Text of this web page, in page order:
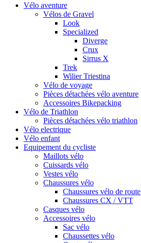
Vélo aventure
Vélos de Gravel
Look
Specialized
Diverge
Crux
Sirrus X
Trek
Wilier Triestina
Vélo de voyage
Pièces détachées vélo aventure
Accessoires Bikepacking
Vélo de Triathlon
Pièces détachées vélo triathlon
Vélo electrique
Vélo enfant
Equipement du cycliste
Maillots vélo
Cuissards vélo
Vestes vélo
Chaussures vélo
Chaussures vélo de route
Chaussures CX / VTT
Casques vélo
Accessoires vélo
Sac vélo
Chaussettes vélo